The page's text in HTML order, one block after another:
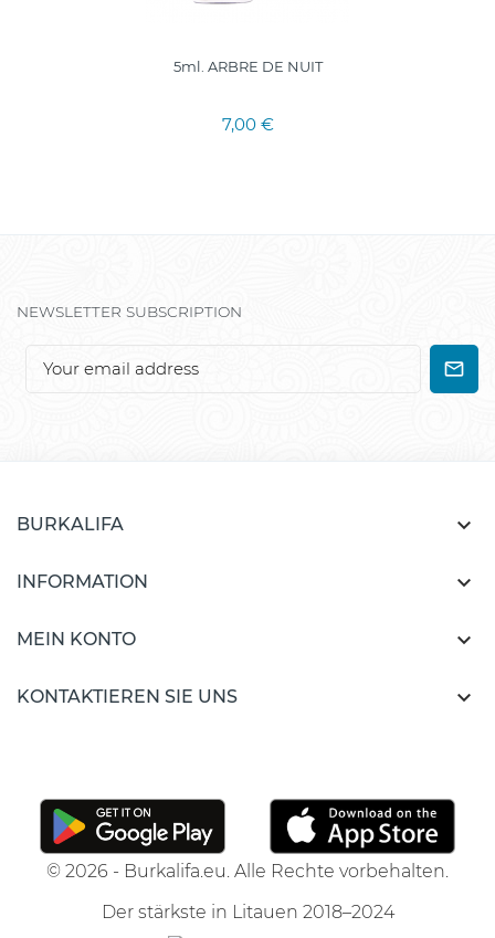
5ml. ARBRE DE NUIT
7,00 €
NEWSLETTER SUBSCRIPTION
BURKALIFA 
INFORMATION 
MEIN KONTO 
KONTAKTIEREN SIE UNS 
© 2026 - Burkalifa.eu. Alle Rechte vorbehalten.
Der stärkste in Litauen 2018–2024